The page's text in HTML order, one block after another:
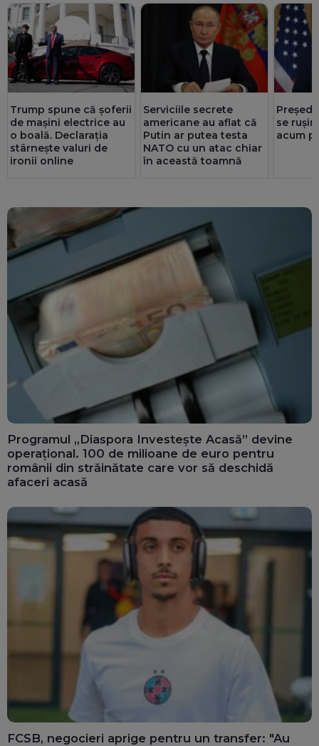
Trump spune că șoferii
de mașini electrice au
o boală. Declarația
stârnește valuri de
ironii online
Serviciile secrete
americane au aflat că
Putin ar putea testa
NATO cu un atac chiar
în această toamnă
se
acum
Programul „Diaspora Investește Acasă” devine
operațional. 100 de milioane de euro pentru
românii din străinătate care vor să deschidă
afaceri acasă
FCSB, negocieri aprige pentru un transfer: "Au